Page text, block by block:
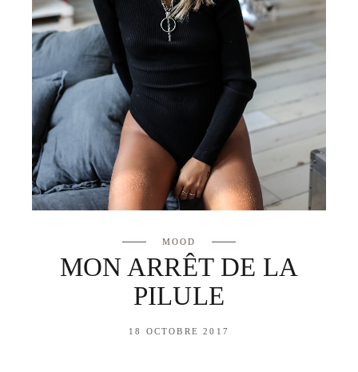
MOOD
MON ARRÊT DE LA
PILULE
18 OCTOBRE 2017